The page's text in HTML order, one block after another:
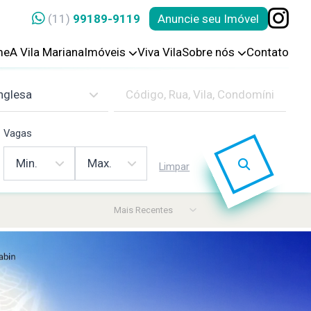
(11) 99189-9119 Anuncie seu Imóvel
A Vila MarianaImóveis Viva VilaSobre nós Contato
Vagas
Limpar